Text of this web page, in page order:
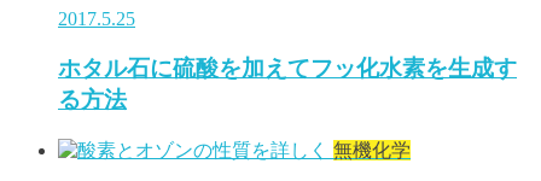
2017.5.25
ホタル石に硫酸を加えてフッ化水素を生成す
る方法
無機化学